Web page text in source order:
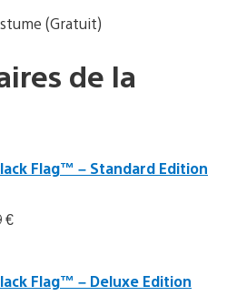
(Gratuit)
de la
Flag™ – Standard Edition
€
Flag™ – Deluxe Edition